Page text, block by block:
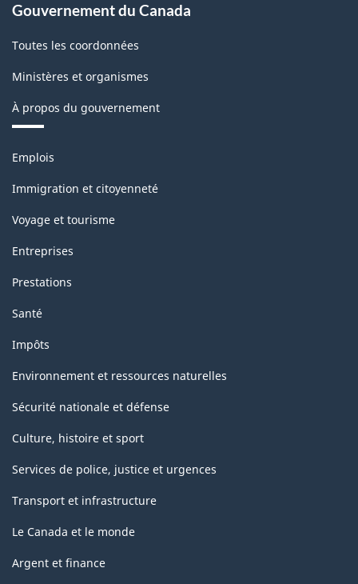
de
la
classification
Gouvernement du Canada
Toutes les coordonnées
Ministères et organismes
À propos du gouvernement
Thèmes
sujets
Emplois
Immigration et citoyenneté
Voyage et tourisme
Entreprises
Prestations
Santé
Impôts
Environnement et ressources naturelles
Sécurité nationale et défense
Culture, histoire et sport
Services de police, justice et urgences
Transport et infrastructure
Le Canada et le monde
Argent et finance